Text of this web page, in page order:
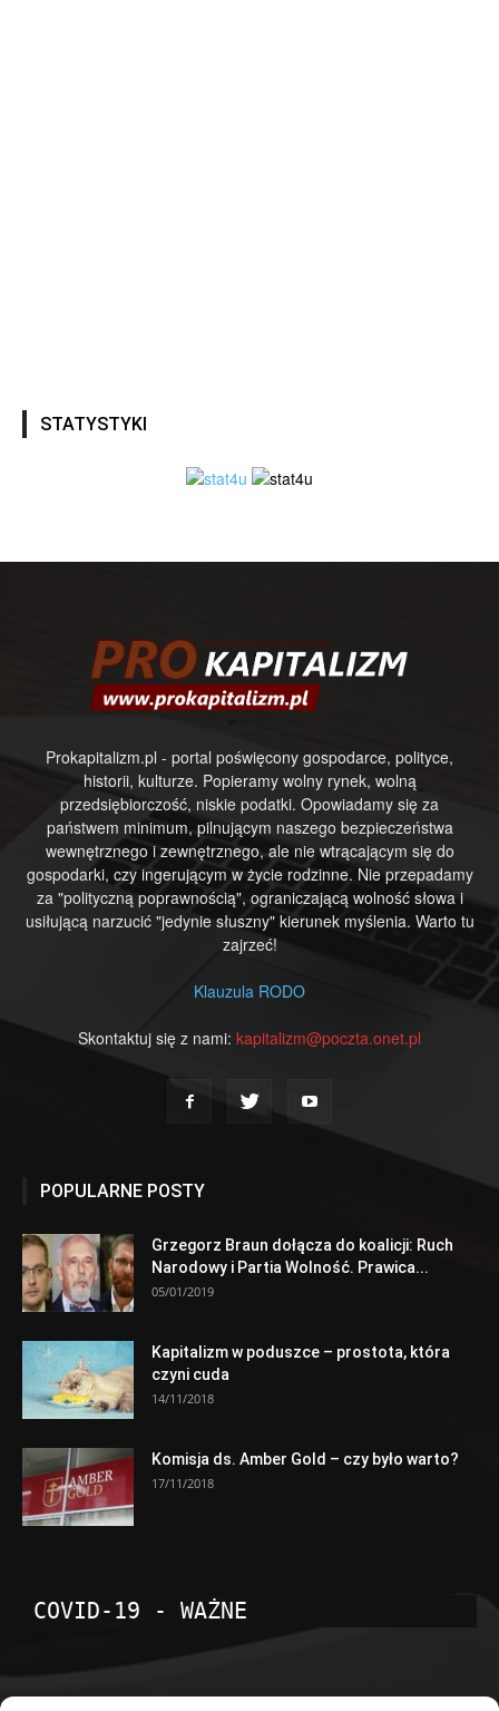
STATYSTYKI
Prokapitalizm.pl - portal poświęcony gospodarce, polityce,
historii, kulturze. Popieramy wolny rynek, wolną
przedsiębiorczość, niskie podatki. Opowiadamy się za
państwem minimum, pilnującym naszego bezpieczeństwa
wewnętrznego i zewnętrznego, ale nie wtrącającym się do
gospodarki, czy ingerującym w życie rodzinne. Nie przepadamy
za "polityczną poprawnością", ograniczającą wolność słowa i
usiłującą narzucić "jedynie słuszny" kierunek myślenia. Warto tu
zajrzeć!
Klauzula RODO
Skontaktuj się z nami: kapitalizm@poczta.onet.pl
POPULARNE POSTY
Grzegorz Braun dołącza do koalicji: Ruch
Narodowy i Partia Wolność. Prawica...
05/01/2019
Kapitalizm w poduszce – prostota, która
czyni cuda
14/11/2018
Komisja ds. Amber Gold – czy było warto?
17/11/2018
COVID-19 - WAŻNE